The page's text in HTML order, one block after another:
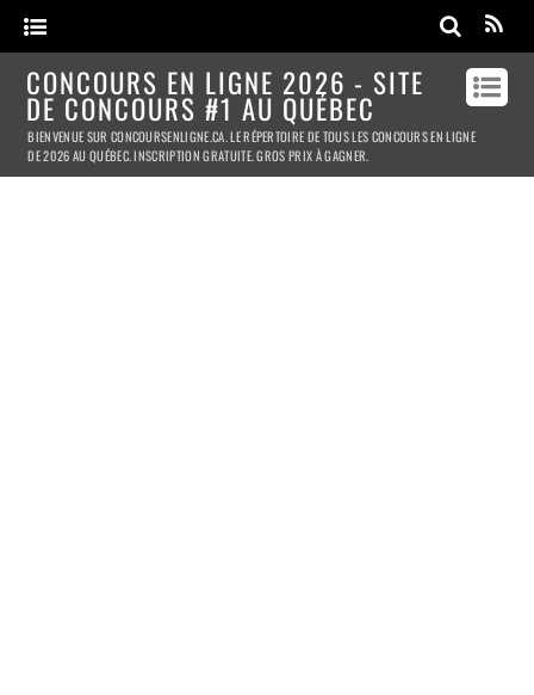
CONCOURS EN LIGNE 2026 - SITE
DE CONCOURS #1 AU QUÉBEC
BIENVENUE SUR CONCOURSENLIGNE.CA. LE RÉPERTOIRE DE TOUS LES CONCOURS EN LIGNE
DE 2026 AU QUÉBEC. INSCRIPTION GRATUITE. GROS PRIX À GAGNER.